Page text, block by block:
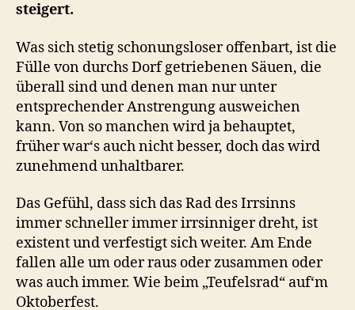
steigert.
Was sich stetig schonungsloser offenbart, ist die
Fülle von durchs Dorf getriebenen Säuen, die
überall sind und denen man nur unter
entsprechender Anstrengung ausweichen
kann. Von so manchen wird ja behauptet,
früher war‘s auch nicht besser, doch das wird
zunehmend unhaltbarer.
Das Gefühl, dass sich das Rad des Irrsinns
immer schneller immer irrsinniger dreht, ist
existent und verfestigt sich weiter. Am Ende
fallen alle um oder raus oder zusammen oder
was auch immer. Wie beim „Teufelsrad“ auf‘m
Oktoberfest.